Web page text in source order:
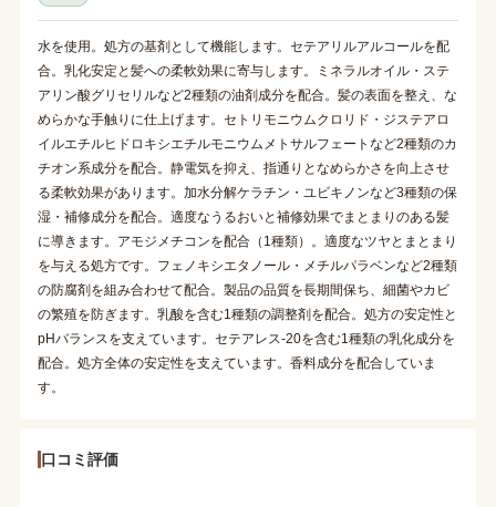
水を使用。処方の基剤として機能します。セテアリルアルコールを配
合。乳化安定と髪への柔軟効果に寄与します。ミネラルオイル・ステ
アリン酸グリセリルなど2種類の油剤成分を配合。髪の表面を整え、な
めらかな手触りに仕上げます。セトリモニウムクロリド・ジステアロ
イルエチルヒドロキシエチルモニウムメトサルフェートなど2種類のカ
チオン系成分を配合。静電気を抑え、指通りとなめらかさを向上させ
る柔軟効果があります。加水分解ケラチン・ユビキノンなど3種類の保
湿・補修成分を配合。適度なうるおいと補修効果でまとまりのある髪
に導きます。アモジメチコンを配合（1種類）。適度なツヤとまとまり
を与える処方です。フェノキシエタノール・メチルパラベンなど2種類
の防腐剤を組み合わせて配合。製品の品質を長期間保ち、細菌やカビ
の繁殖を防ぎます。乳酸を含む1種類の調整剤を配合。処方の安定性と
pHバランスを支えています。セテアレス-20を含む1種類の乳化成分を
配合。処方全体の安定性を支えています。香料成分を配合していま
す。
口コミ評価